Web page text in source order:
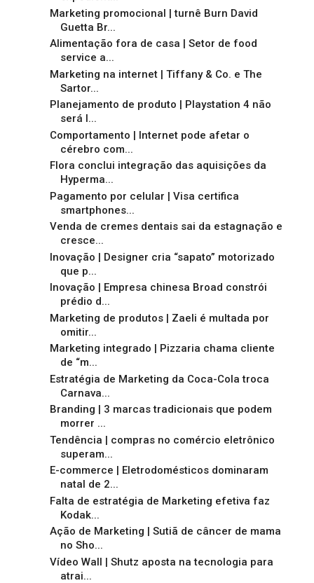
Marketing promocional | turnê Burn David
Guetta Br...
Alimentação fora de casa | Setor de food
service a...
Marketing na internet | Tiffany & Co. e The
Sartor...
Planejamento de produto | Playstation 4 não
será l...
Comportamento | Internet pode afetar o
cérebro com...
Flora conclui integração das aquisições da
Hyperma...
Pagamento por celular | Visa certifica
smartphones...
Venda de cremes dentais sai da estagnação e
cresce...
Inovação | Designer cria “sapato” motorizado
que p...
Inovação | Empresa chinesa Broad constrói
prédio d...
Marketing de produtos | Zaeli é multada por
omitir...
Marketing integrado | Pizzaria chama cliente
de “m...
Estratégia de Marketing da Coca-Cola troca
Carnava...
Branding | 3 marcas tradicionais que podem
morrer ...
Tendência | compras no comércio eletrônico
superam...
E-commerce | Eletrodomésticos dominaram
natal de 2...
Falta de estratégia de Marketing efetiva faz
Kodak...
Ação de Marketing | Sutiã de câncer de mama
no Sho...
Vídeo Wall | Shutz aposta na tecnologia para
atrai...